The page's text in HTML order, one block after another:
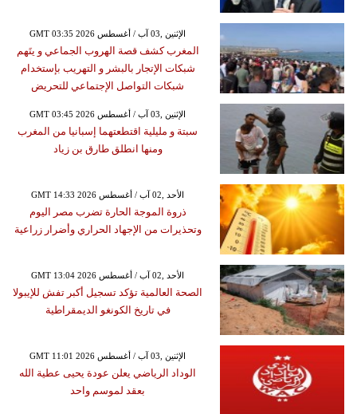
GMT 03:35 2026 الإثنين ,03 آب / أغسطس
المغرب كشف قصة الهروب الجماعي و يتَهم
شبكات الإتجار بالبشر و التهريب بإستخدام
شبكات التواصل الإجتماعي للتحريض
GMT 03:45 2026 الإثنين ,03 آب / أغسطس
سبتة و مليلية اقتطعتهما إسبانيا من المغرب
ومنها انطلق طارق بن زياد
GMT 14:33 2026 الأحد ,02 آب / أغسطس
ذروة الموجة الحارة تضرب مصر اليوم
وتحذيرات من الإجهاد الحراري وأضرار زراعية
GMT 13:04 2026 الأحد ,02 آب / أغسطس
الصحة العالمية تؤكد تسجيل أكبر تفش للإيبولا
في تاريخ الكونغو الديمقراطية
GMT 11:01 2026 الإثنين ,03 آب / أغسطس
الوداد الرياضي يعلن عودة يحيى عطية الله
بعقد لموسم واحد